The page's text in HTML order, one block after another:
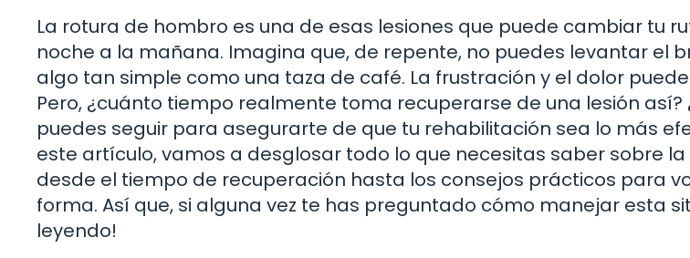
La rotura de hombro es una de esas lesiones que puede cambiar tu
noche a la mañana. Imagina que, de repente, no puedes levantar el
algo tan simple como una taza de café. La frustración y el dolor
Pero, ¿cuánto tiempo realmente toma recuperarse de una lesión así?
puedes seguir para asegurarte de que tu rehabilitación sea lo más
este artículo, vamos a desglosar todo lo que necesitas saber sobre
desde el tiempo de recuperación hasta los consejos prácticos para
forma. Así que, si alguna vez te has preguntado cómo manejar esta
leyendo!